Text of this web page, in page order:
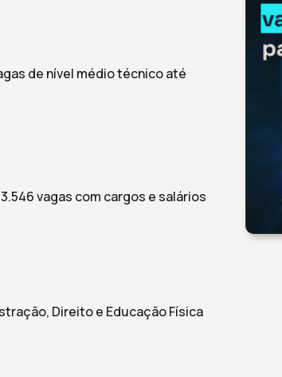
de nível médio técnico até
vagas com cargos e salários
Direito e Educação Física